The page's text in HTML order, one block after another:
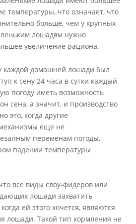
температуры, что означает, что
больше, чем у крупных
лошадям нужно
увеличение рациона.
каждой домашней лошади был
к сену 24 часа в сутки каждый
погоду иметь возможность
сена, а значит, и производство
это, когда другие
еще не
переменам погоды,
падении температуры
все виды слоу-фидеров или
лошади захватить
ей этого хочется, являются
лошади. Такой тип кормления не